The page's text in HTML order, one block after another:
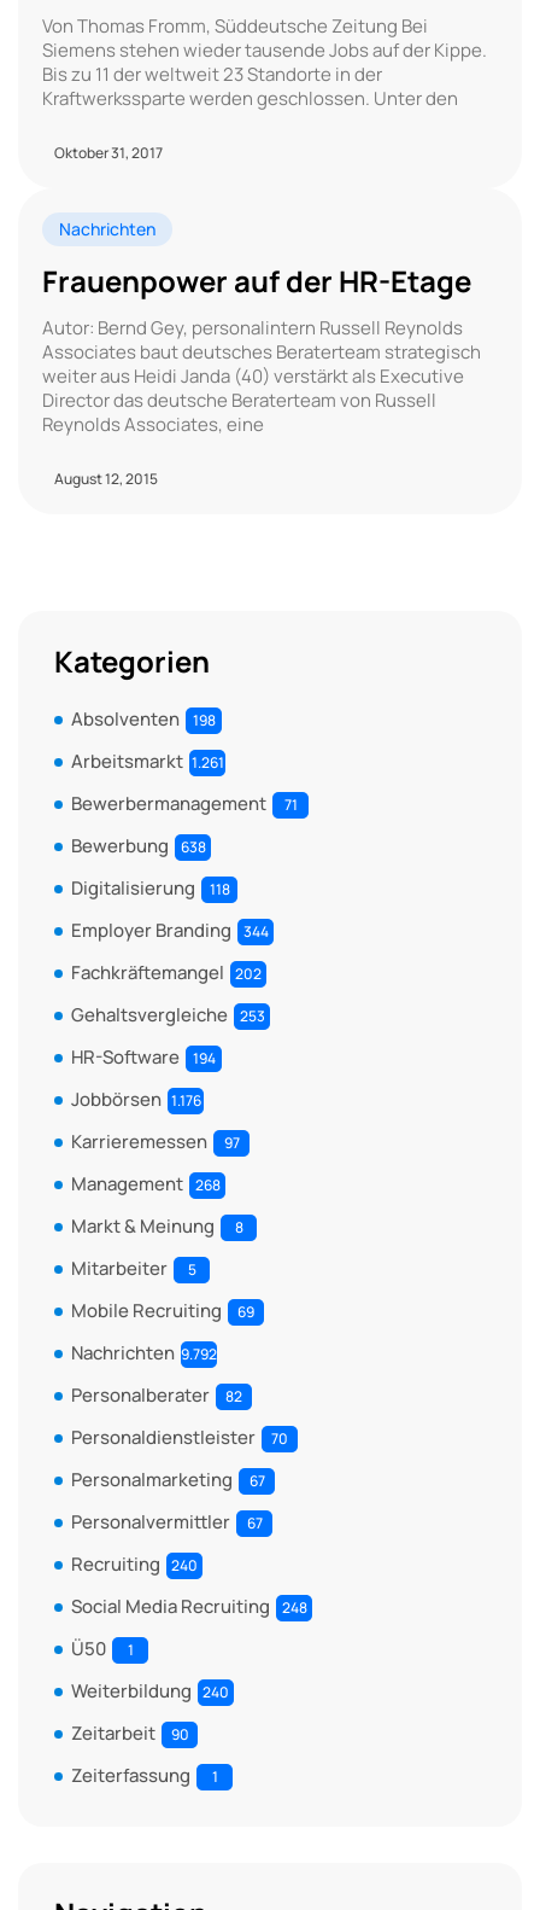
Von Thomas Fromm, Süddeutsche Zeitung Bei
Siemens stehen wieder tausende Jobs auf der Kippe.
Bis zu 11 der weltweit 23 Standorte in der
Kraftwerkssparte werden geschlossen. Unter den
Oktober 31, 2017
Nachrichten
Frauenpower auf der HR-Etage
Autor: Bernd Gey, personalintern Russell Reynolds
Associates baut deutsches Beraterteam strategisch
weiter aus Heidi Janda (40) verstärkt als Executive
Director das deutsche Beraterteam von Russell
Reynolds Associates, eine
August 12, 2015
Kategorien
Absolventen 198
Arbeitsmarkt 1.261
Bewerbermanagement 71
Bewerbung 638
Digitalisierung 118
Employer Branding 344
Fachkräftemangel 202
Gehaltsvergleiche 253
HR-Software 194
Jobbörsen 1.176
Karrieremessen 97
Management 268
Markt & Meinung 8
Mitarbeiter 5
Mobile Recruiting 69
Nachrichten 9.792
Personalberater 82
Personaldienstleister 70
Personalmarketing 67
Personalvermittler 67
Recruiting 240
Social Media Recruiting 248
Ü50 1
Weiterbildung 240
Zeitarbeit 90
Zeiterfassung 1